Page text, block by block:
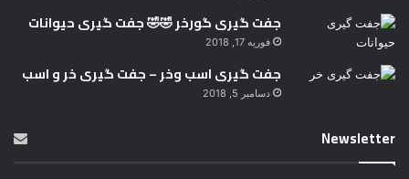
جفت گیری گورخر 🤣🤣 جفت گیری حیوانات
فوریه 17, 2018
جفت گیری اسب وخر – جفت گیری خر و اسب
دسامبر 5, 2018
Newsletter